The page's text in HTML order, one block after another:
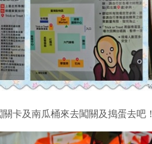
卡及南瓜桶來去闖關及搗蛋去吧！